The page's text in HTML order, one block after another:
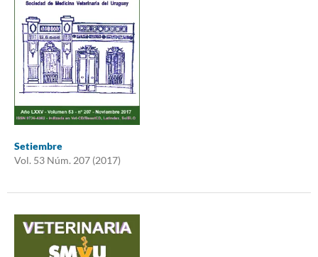
Setiembre
Vol. 53 Núm. 207 (2017)